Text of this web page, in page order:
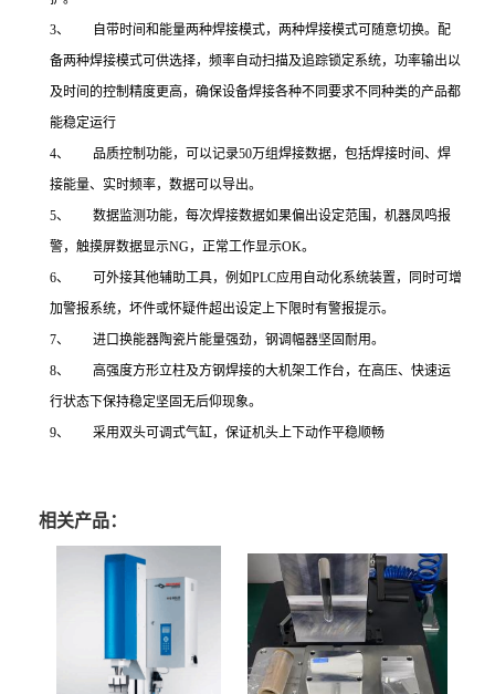
3、 自带时间和能量两种焊接模式，两种焊接模式可随意切换。配
备两种焊接模式可供选择，频率自动扫描及追踪锁定系统，功率输出以
及时间的控制精度更高，确保设备焊接各种不同要求不同种类的产品都
能稳定运行
4、 品质控制功能，可以记录50万组焊接数据，包括焊接时间、焊
接能量、实时频率，数据可以导出。
5、 数据监测功能，每次焊接数据如果偏出设定范围，机器凤鸣报
警，触摸屏数据显示NG，正常工作显示OK。
6、 可外接其他辅助工具，例如PLC应用自动化系统装置，同时可增
加警报系统，坏件或怀疑件超出设定上下限时有警报提示。
7、 进口换能器陶瓷片能量强劲，钢调幅器坚固耐用。
8、 高强度方形立柱及方钢焊接的大机架工作台，在高压、快速运
行状态下保持稳定坚固无后仰现象。
9、 采用双头可调式气缸，保证机头上下动作平稳顺畅
相关产品：